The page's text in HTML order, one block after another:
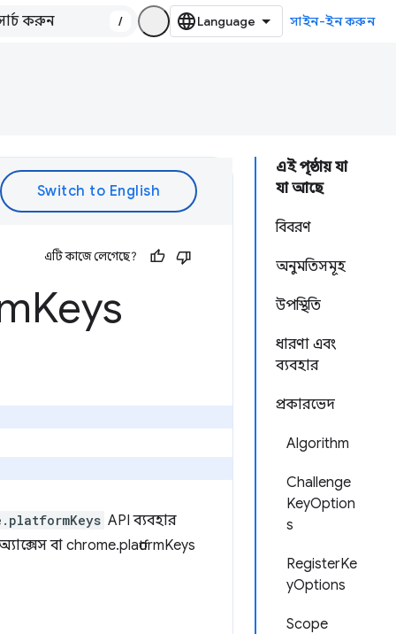
/ সাইন-ইন করুন
এই পৃষ্ঠায় যা
যা আছে
বিবরণ
অনুমতিসমূহ
উপস্থিতি
ধারণা এবং
ব্যবহার
প্রকারভেদ
Algorithm
Challenge
KeyOption
s
RegisterKe
yOptions
Scope
এটি কাজে লেগেছে?
Keys
API ব্যবহার
বা chrome.platformKeys